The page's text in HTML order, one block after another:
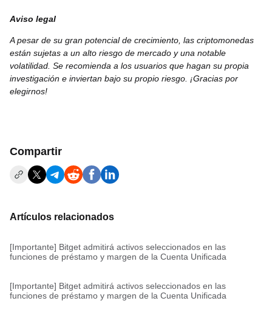
Aviso legal
A pesar de su gran potencial de crecimiento, las criptomonedas
están sujetas a un alto riesgo de mercado y una notable
volatilidad. Se recomienda a los usuarios que hagan su propia
investigación e inviertan bajo su propio riesgo. ¡Gracias por
elegirnos!
Compartir
Artículos relacionados
[Importante] Bitget admitirá activos seleccionados en las
funciones de préstamo y margen de la Cuenta Unificada
[Importante] Bitget admitirá activos seleccionados en las
funciones de préstamo y margen de la Cuenta Unificada